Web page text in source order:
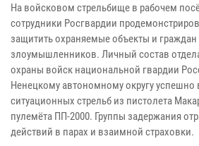
На войсковом стрельбище в рабочем
сотрудники Росгвардии
защитить охраняемые объекты и
злоумышленников. Личный состав
охраны войск национальной гвардии
Ненецкому автономному округу
ситуационных стрельб из пистолета
пулемёта ПП-2000. Группы задержания
действий в парах и взаимной страховки.